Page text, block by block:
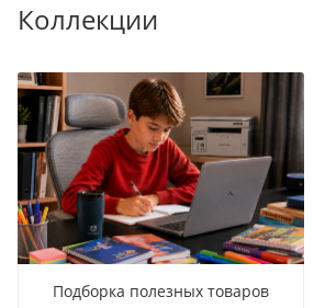
Коллекции
Подборка полезных товаров